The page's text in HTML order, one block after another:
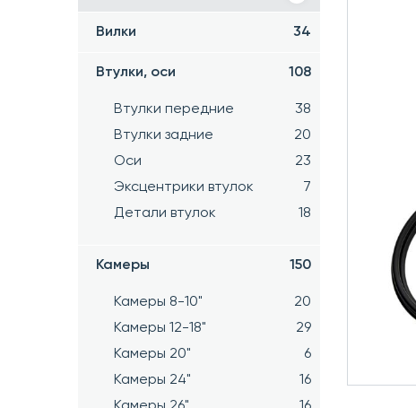
Вилки 34
Втулки, оси 108
Втулки передние
38
Втулки задние
20
Оси
23
Эксцентрики втулок
7
Детали втулок
18
Камеры 150
Камеры 8-10"
20
Камеры 12-18"
29
Камеры 20"
6
Камеры 24"
16